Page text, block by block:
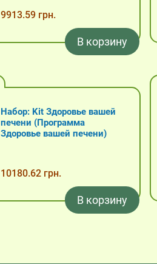
9913.59 грн.
В корзину
Набор: Kit Здоровье вашей
печени (Программа
Здоровье вашей печени)
10180.62 грн.
В корзину